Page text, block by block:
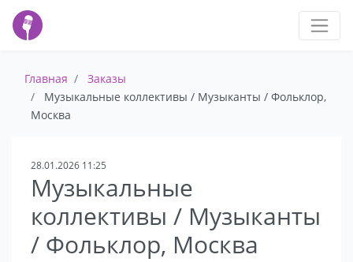
Главная
Заказы
Музыкальные коллективы / Музыканты / Фольклор,
Москва
28.01.2026 11:25
Музыкальные
коллективы / Музыканты
/ Фольклор, Москва